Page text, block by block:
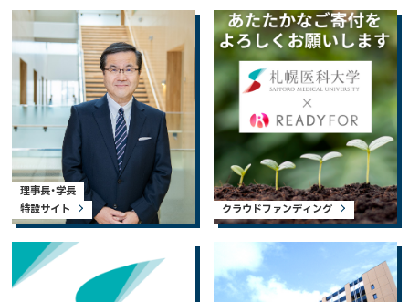
理事長・学長
特設サイト
クラウドファンディング